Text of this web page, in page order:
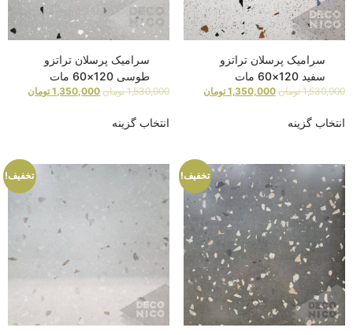
سرامیک پرسلان تراتزو
سفید 120×60 مات
1,530,000 تومان 1,350,000 تومان
انتخاب گزینه
سرامیک پرسلان تراتزو
طوسی 120×60 مات
1,530,000 تومان 1,350,000 تومان
انتخاب گزینه
تخفیف! تخفیف!